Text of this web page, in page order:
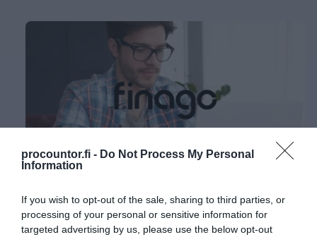
procountor.fi - Do Not Process My Personal
Information
If you wish to opt-out of the sale, sharing to third parties, or
processing of your personal or sensitive information for
targeted advertising by us, please use the below opt-out